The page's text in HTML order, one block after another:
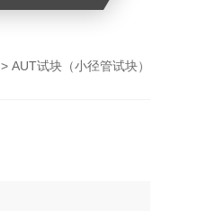
> AUT试块（小径管试块）